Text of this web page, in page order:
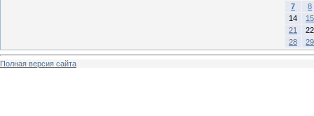
7
8
14
15
21
22
28
29
Полная версия сайта